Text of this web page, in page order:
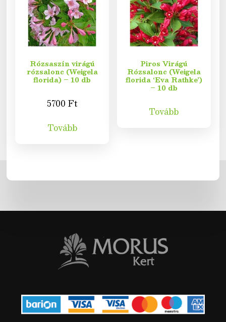
Rózsaszín virágú
rózsalonc (Weigela
florida) – 10 db
5700Ft
Tovább
Piros Virágú
Rózsalonc (Weigela
florida ‘Eva Rathke’)
– 10 db
Tovább